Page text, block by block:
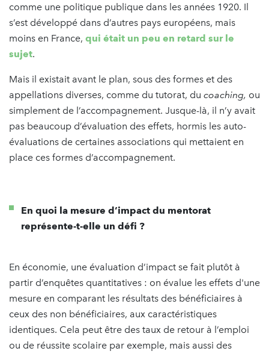
comme une politique publique dans les années 1920. Il
s’est développé dans d’autres pays européens, mais
moins en France, qui était un peu en retard sur le
sujet.
Mais il existait avant le plan, sous des formes et des
appellations diverses, comme du tutorat, du coaching, ou
simplement de l’accompagnement. Jusque-là, il n’y avait
pas beaucoup d’évaluation des effets, hormis les auto-
évaluations de certaines associations qui mettaient en
place ces formes d’accompagnement.
En quoi la mesure d’impact du mentorat
représente-t-elle un défi ?
En économie, une évaluation d’impact se fait plutôt à
partir d’enquêtes quantitatives : on évalue les effets d'une
mesure en comparant les résultats des bénéficiaires à
ceux des non bénéficiaires, aux caractéristiques
identiques. Cela peut être des taux de retour à l’emploi
ou de réussite scolaire par exemple, mais aussi des